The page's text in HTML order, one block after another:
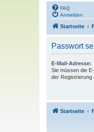
FAQ
Anmelden
Startseite
Passwort
E-Mail-Adresse:
Sie müssen die
der Registrierung
Startseite